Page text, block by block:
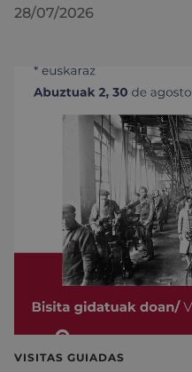
28/07/2026
VISITAS GUIADAS